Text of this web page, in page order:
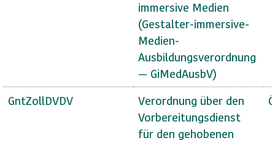
immersive Medien
(Gestalter-immersive-
Medien-
Ausbildungsverordnung
— GiMedAusbV)
GntZollDVDV
Verordnung über den
Vorbereitungsdienst
für den gehobenen